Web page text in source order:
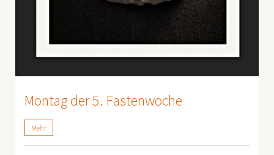
Montag der 5. Fastenwoche
Mehr